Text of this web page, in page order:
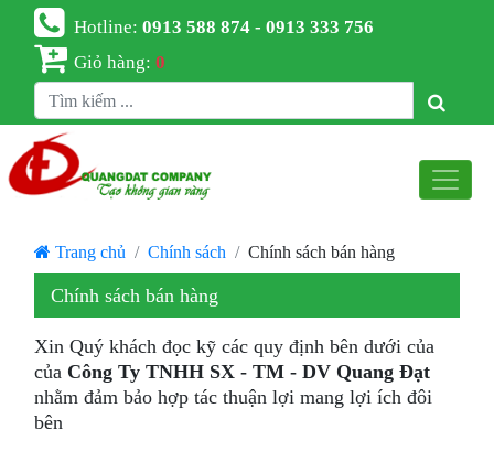
Hotline:0913 588 874 - 0913 333 756
Giỏ hàng:0
Trang chủ Chính sách Chính sách bán hàng
Chính sách bán hàng
Xin Quý khách đọc kỹ các quy định bên dưới của
của Công Ty TNHH SX - TM - DV Quang Đạt
nhằm đảm bảo hợp tác thuận lợi mang lợi ích đôi
bên